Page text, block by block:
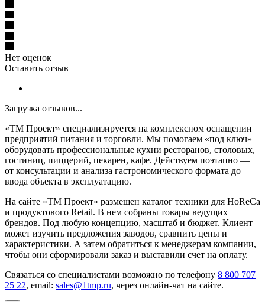
Нет оценок
Оставить отзыв
Загрузка отзывов...
«ТМ Проект» специализируется на комплексном оснащении
предприятий питания и торговли. Мы помогаем «под ключ»
оборудовать профессиональные кухни ресторанов, столовых,
гостиниц, пиццерий, пекарен, кафе. Действуем поэтапно —
от консультации и анализа гастрономического формата до
ввода объекта в эксплуатацию.
На сайте «ТМ Проект» размещен каталог техники для HoReCa
и продуктового Retail. В нем собраны товары ведущих
брендов. Под любую концепцию, масштаб и бюджет. Клиент
может изучить предложения заводов, сравнить цены и
характеристики. А затем обратиться к менеджерам компании,
чтобы они сформировали заказ и выставили счет на оплату.
Связаться со специалистами возможно по телефону 8 800 707
25 22, email: sales@1tmp.ru, через онлайн-чат на сайте.